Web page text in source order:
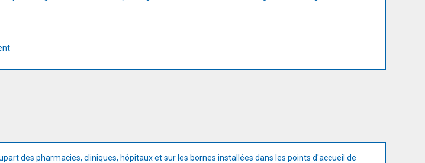
des pharmacies, cliniques, hôpitaux et sur les bornes installées dans les points d'accueil de